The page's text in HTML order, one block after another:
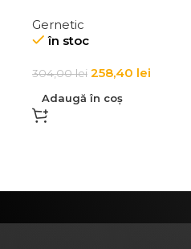
Gernetic
în stoc
304,00lei 258,40 lei
Adaugă în coș